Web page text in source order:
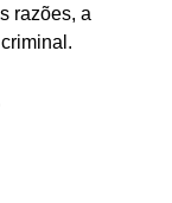
razões, a